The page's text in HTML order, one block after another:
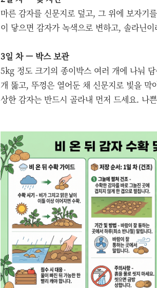
마른 감자를 신문지로 덮고, 그 위에 보자기
이 닿으면 감자가 녹색으로 변하고, 솔라닌
3일 차 — 박스 보관
5kg 정도 크기의 종이박스 여러 개에 나눠
개 뚫고, 뚜껑은 열어둔 채 신문지로 빛을
상한 감자는 반드시 골라내 먼저 드세요. 나